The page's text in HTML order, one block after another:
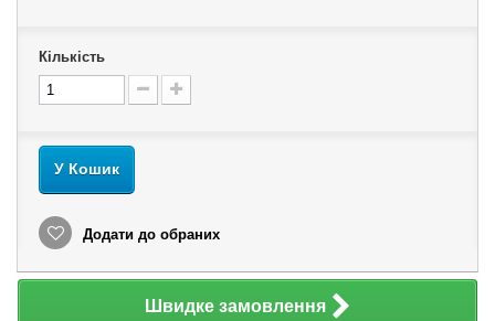
Кількість
У Кошик
Додати до обраних
Швидке замовлення